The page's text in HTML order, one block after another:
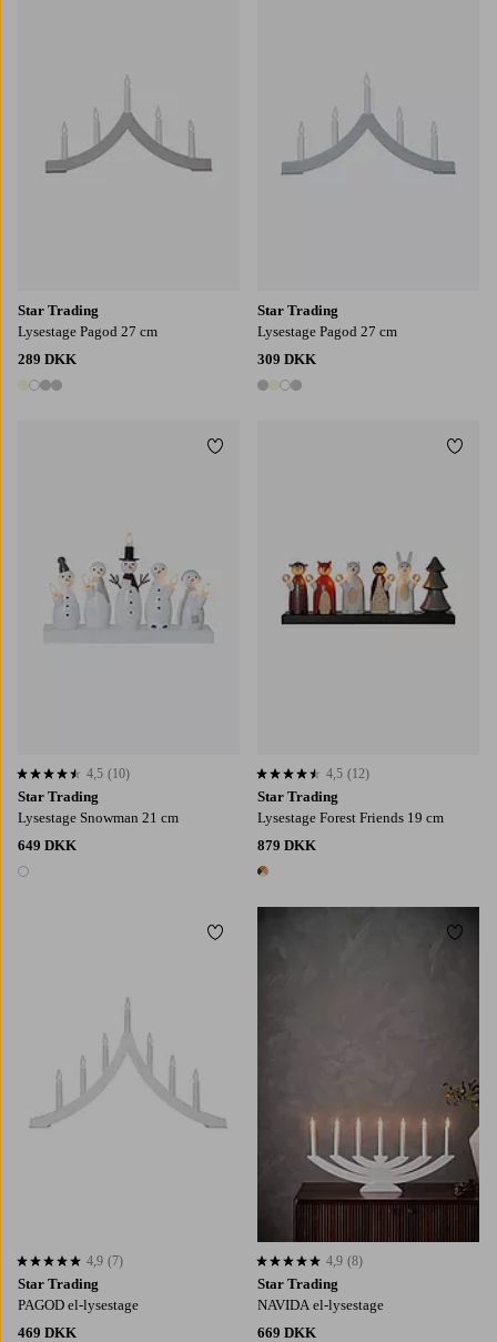
Star Trading
Lysestage Pagod 27 cm
289 DKK
4 farver
Star Trading
Lysestage Pagod 27 cm
309 DKK
4 farver
Star Trading
Lysestage Snowman 21 cm
649 DKK
1 farve
4,5 baseret på 10 bedømmelser
4,5 (10)
Tilføj til favoritter
Star Trading
Lysestage Forest Friends 19 cm
879 DKK
1 farve
4,5 baseret på 12 bedømmelser
4,5 (12)
Star Trading
PAGOD el-lysestage
469 DKK
4,9 baseret på 7 bedømmelser
4,9 (7)
Tilføj til favoritter
Star Trading
NAVIDA el-lysestage
669 DKK
4,9 baseret på 8 bedømmelser
4,9 (8)